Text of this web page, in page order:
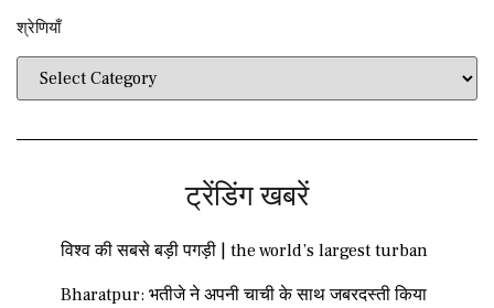
श्रेणियाँ​​
ट्रेंडिंग खबरें
विश्व की सबसे बड़ी पगड़ी | the world’s largest turban
Bharatpur: भतीजे ने अपनी चाची के साथ जबरदस्ती किया